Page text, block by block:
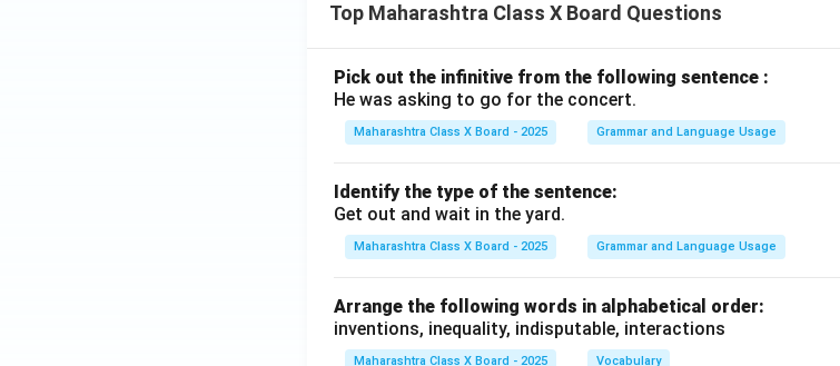
Top Maharashtra Class X Board Questions
Pick out the infinitive from the following sentence :
He was asking to go for the concert.
Maharashtra Class X Board - 2025 Grammar and Language Usage
Identify the type of the sentence:
Get out and wait in the yard.
Maharashtra Class X Board - 2025 Grammar and Language Usage
Arrange the following words in alphabetical order:
inventions, inequality, indisputable, interactions
Maharashtra Class X Board - 2025 Vocabulary